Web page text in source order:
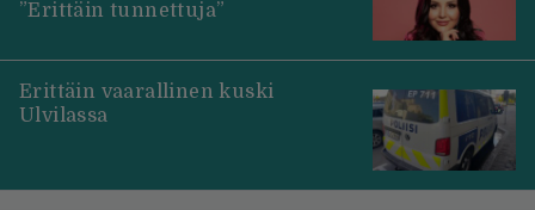
”Erittäin tunnettuja”
Erittäin vaarallinen kuski
Ulvilassa